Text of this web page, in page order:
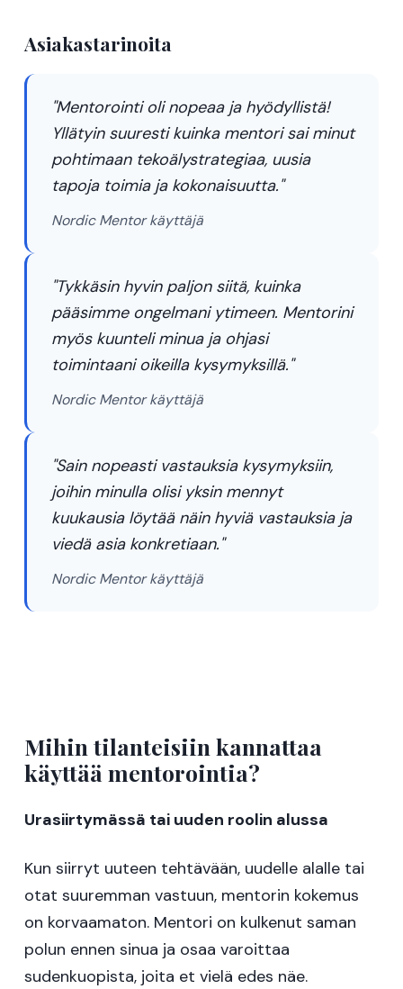
Asiakastarinoita
"Mentorointi oli nopeaa ja hyödyllistä!
Yllätyin suuresti kuinka mentori sai minut
pohtimaan tekoälystrategiaa, uusia
tapoja toimia ja kokonaisuutta."
Nordic Mentor käyttäjä
"Tykkäsin hyvin paljon siitä, kuinka
pääsimme ongelmani ytimeen. Mentorini
myös kuunteli minua ja ohjasi
toimintaani oikeilla kysymyksillä."
Nordic Mentor käyttäjä
"Sain nopeasti vastauksia kysymyksiin,
joihin minulla olisi yksin mennyt
kuukausia löytää näin hyviä vastauksia ja
viedä asia konkretiaan."
Nordic Mentor käyttäjä
Mihin tilanteisiin kannattaa
käyttää mentorointia?
Urasiirtymässä tai uuden roolin alussa
Kun siirryt uuteen tehtävään, uudelle alalle tai
otat suuremman vastuun, mentorin kokemus
on korvaamaton. Mentori on kulkenut saman
polun ennen sinua ja osaa varoittaa
sudenkuopista, joita et vielä edes näe.